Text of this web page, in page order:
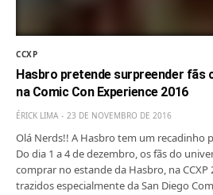
CCXP
Hasbro pretende surpreender fãs
na Comic Con Experience 2016
ÉRICK LIMA 23 DE NOVEMBRO DE 2016
Olá Nerds!! A Hasbro tem um recadinho
Do dia 1 a 4 de dezembro, os fãs do
comprar no estande da Hasbro, na CCXP
trazidos especialmente da San Diego